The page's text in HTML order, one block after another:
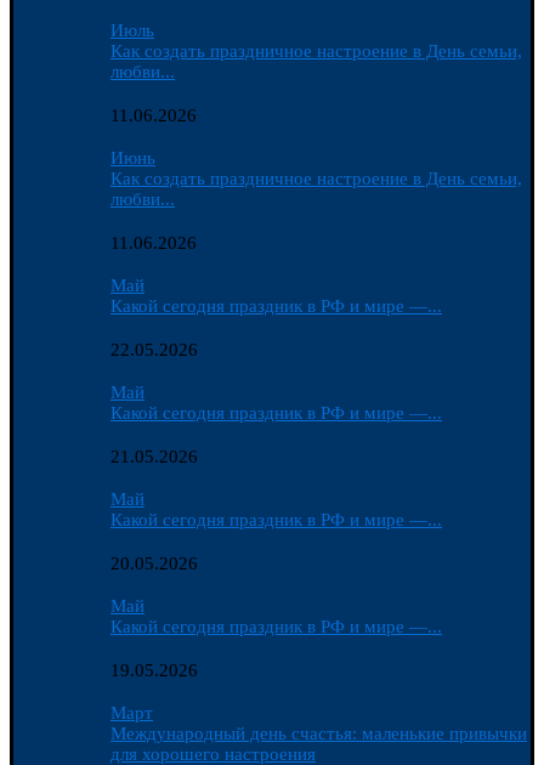
Июль
Как создать праздничное настроение в День семьи,
любви...
11.06.2026
Июнь
Как создать праздничное настроение в День семьи,
любви...
11.06.2026
Май
Какой сегодня праздник в РФ и мире —...
22.05.2026
Май
Какой сегодня праздник в РФ и мире —...
21.05.2026
Май
Какой сегодня праздник в РФ и мире —...
20.05.2026
Май
Какой сегодня праздник в РФ и мире —...
19.05.2026
Март
Международный день счастья: маленькие привычки
для хорошего настроения